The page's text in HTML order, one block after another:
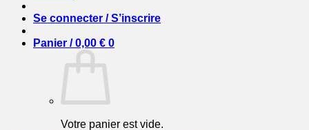
Se connecter / S’inscrire
Panier /0,00 € 0
Votre panier est vide.